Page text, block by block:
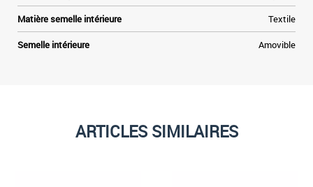
Matière semelle intérieure Textile
Semelle intérieure Amovible
ARTICLES SIMILAIRES